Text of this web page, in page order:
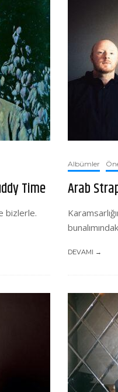
Time
bizlerle.
Albümler
Arab
DEVAMI →